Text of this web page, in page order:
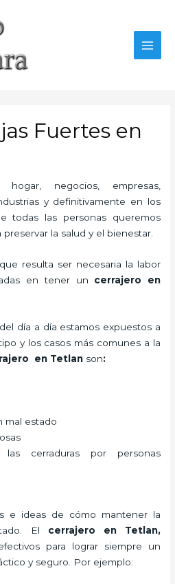
Fuertes en
negocios, empresas,
y definitivamente en los
todas las personas queremos
la salud y el bienestar.
resulta ser necesaria la labor
en tener un cerrajero en
día a día estamos expuestos a
y los casos más comunes a la
en Tetlan son:
mal estado
las cerraduras por personas
e ideas de cómo mantener la
El cerrajero en Tetlan,
para lograr siempre un
y seguro. Por ejemplo: